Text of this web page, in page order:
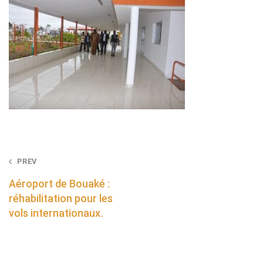
Post
navigation
PREV
Aéroport de Bouaké :
réhabilitation pour les
vols internationaux.